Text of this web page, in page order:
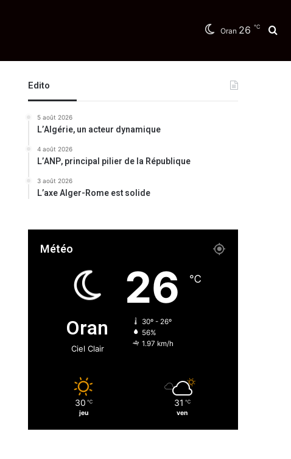
Oran 26 ℃
Edito
5 août 2026
L’Algérie, un acteur dynamique
4 août 2026
L’ANP, principal pilier de la République
3 août 2026
L’axe Alger-Rome est solide
Météo
Oran
Ciel Clair
26 ℃
30º - 26º
56%
1.97 km/h
30 ℃
jeu
31 ℃
ven